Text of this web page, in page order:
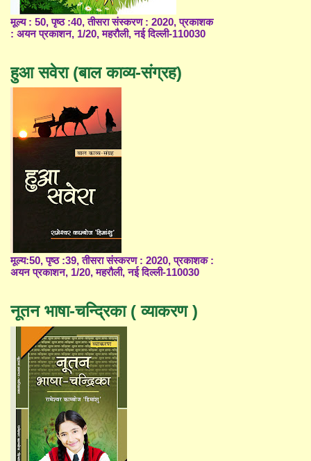
मूल्य : 50, पृष्ठ :40, तीसरा संस्करण : 2020, प्रकाशक
: अयन प्रकाशन, 1/20, महरौली, नई दिल्ली-110030
हुआ सवेरा (बाल काव्य-संग्रह)
मूल्य:50, पृष्ठ :39, तीसरा संस्करण : 2020, प्रकाशक :
अयन प्रकाशन, 1/20, महरौली, नई दिल्ली-110030
नूतन भाषा-चन्द्रिका ( व्याकरण )